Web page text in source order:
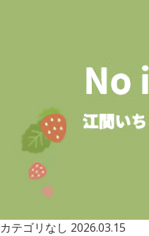
カテゴリなし 2026.03.15